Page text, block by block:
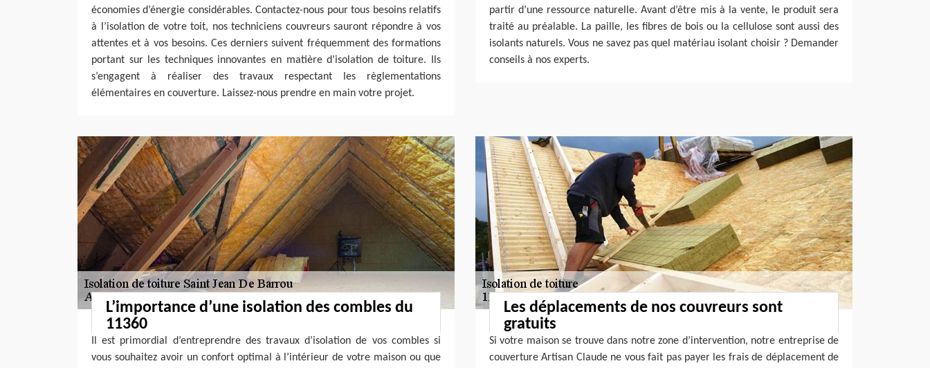
économies d’énergie considérables. Contactez-nous pour tous besoins relatifs
à l’isolation de votre toit, nos techniciens couvreurs sauront répondre à vos
attentes et à vos besoins. Ces derniers suivent fréquemment des formations
portant sur les techniques innovantes en matière d’isolation de toiture. Ils
s’engagent à réaliser des travaux respectant les règlementations
élémentaires en couverture. Laissez-nous prendre en main votre projet.
partir d’une ressource naturelle. Avant d’être mis à la vente, le produit sera
traité au préalable. La paille, les fibres de bois ou la cellulose sont aussi des
isolants naturels. Vous ne savez pas quel matériau isolant choisir ? Demander
conseils à nos experts.
L’importance d’une isolation des combles du
11360
Il est primordial d’entreprendre des travaux d’isolation de vos combles si
vous souhaitez avoir un confort optimal à l’intérieur de votre maison ou que
Les déplacements de nos couvreurs sont
gratuits
Si votre maison se trouve dans notre zone d’intervention, notre entreprise de
couverture Artisan Claude ne vous fait pas payer les frais de déplacement de